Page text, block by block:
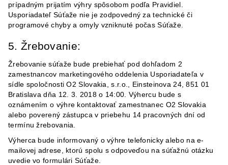
prípadným prijatím výhry spôsobom podľa Pravidiel.
Usporiadateľ Súťaže nie je zodpovedný za technické či
programové chyby a omyly vzniknuté počas Súťaže.
5. Žrebovanie:
Žrebovanie súťaže bude prebiehať pod dohľadom 2
zamestnancov marketingového oddelenia Usporiadateľa v
sídle spoločnosti O2 Slovakia, s.r.o., Einsteinova 24, 851 01
Bratislava dňa 12. 3. 2018 o 14:00. Výhercu bude s
oznámením o výhre kontaktovať zamestnanec O2 Slovakia
alebo poverený zástupcav priebehu 14 pracovných dní od
termínu žrebovania.
Výherca bude informovaný o výhre telefonicky alebo na e-
mailovej adrese, ktorú spolu s odpoveďou na súťažnú otázku
uvedie vo formulári Súťaže.